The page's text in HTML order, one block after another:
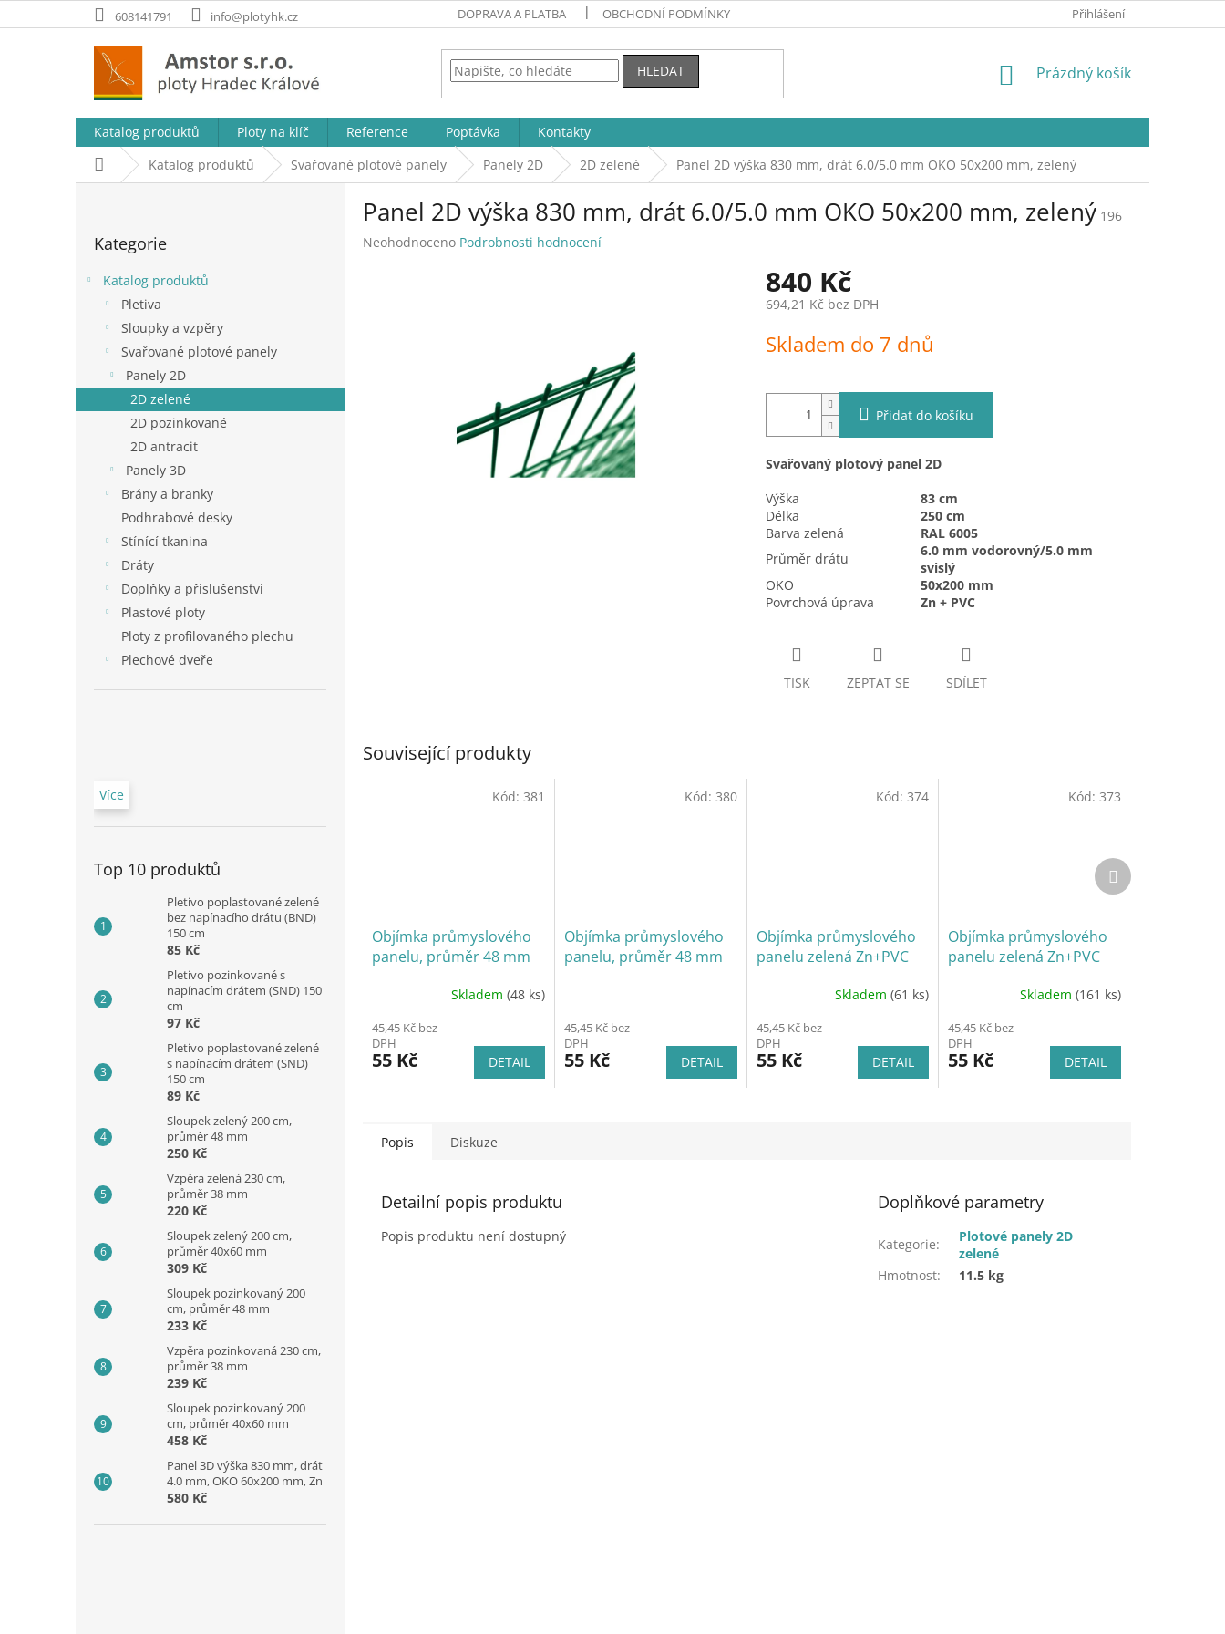
na
608141791 info@plotyhk.cz DOPRAVA A PLATBA OBCHODNÍ PODMÍNKY Přihlášení
HLEDAT
NÁKUPNÍ
Prázdný košík
Katalog produktů Ploty na klíč Reference Poptávka
Kontakty
Domů Katalog produktů Svařované plotové panely Panely 2D 2D zelené Panel 2D výška 830 mm, drát 6.0/5.0 mm OKO 50x200 mm, zelený
a
n
kategorie
Kategorie
Katalog produktů
Pletiva
Sloupky a vzpěry
Svařované plotové panely
Panely 2D
2D zelené
2D pozinkované
2D antracit
Panely 3D
Brány a branky
Podhrabové desky
Stínící tkanina
Dráty
Doplňky a příslušenství
Plastové ploty
Ploty z profilovaného plechu
Plechové dveře
Více
Top 10 produktů
Pletivo poplastované zelené
bez napínacího drátu (BND)
150 cm
85 Kč
Pletivo pozinkované s
napínacím drátem (SND) 150
cm
97 Kč
Pletivo poplastované zelené
s napínacím drátem (SND)
150 cm
89 Kč
Sloupek zelený 200 cm,
průměr 48 mm
250 Kč
Vzpěra zelená 230 cm,
průměr 38 mm
220 Kč
Sloupek zelený 200 cm,
průměr 40x60 mm
309 Kč
Sloupek pozinkovaný 200
cm, průměr 48 mm
233 Kč
Vzpěra pozinkovaná 230 cm,
průměr 38 mm
239 Kč
Sloupek pozinkovaný 200
cm, průměr 40x60 mm
458 Kč
Panel 3D výška 830 mm, drát
4.0 mm, OKO 60x200 mm, Zn
580 Kč
Panel 2D výška 830 mm, drát 6.0/5.0 mm OKO 50x200 mm, zelený 196
Průměrné
Neohodnoceno Podrobnosti hodnocení
840 Kč
694,21 Kč bez DPH
cena:
Skladem do 7 dnů
Přidat do košíku
Svařovaný plotový panel 2D
Výška
83 cm
Délka
250 cm
Barva zelená
RAL 6005
Průměr drátu
6.0 mm vodorovný/5.0 mm
svislý
OKO
50x200 mm
Povrchová úprava
Zn + PVC
TISK ZEPTAT SE SDÍLET
Související produkty
Objímka průmyslového
panelu, průměr 48 mm
Skladem (48 ks)
45,45 Kč bez
DPH
55 Kč DETAIL
Kód: 381
Objímka průmyslového
panelu, průměr 48 mm
45,45 Kč bez
DPH
55 Kč DETAIL
Kód: 380
Objímka průmyslového
panelu zelená Zn+PVC
Skladem(61 ks)
45,45 Kč bez
DPH
55 Kč DETAIL
Kód:374
Objímka průmyslového
panelu zelená Zn+PVC
Skladem (161 ks)
45,45 Kč bez
DPH
55 Kč DETAIL
Kód: 373
Další
produkt
Popis Diskuze
Detailní popis produktu
Popis produktu není dostupný
Doplňkové parametry
Kategorie:
Plotové panely 2D
zelené
Hmotnost: 11.5 kg